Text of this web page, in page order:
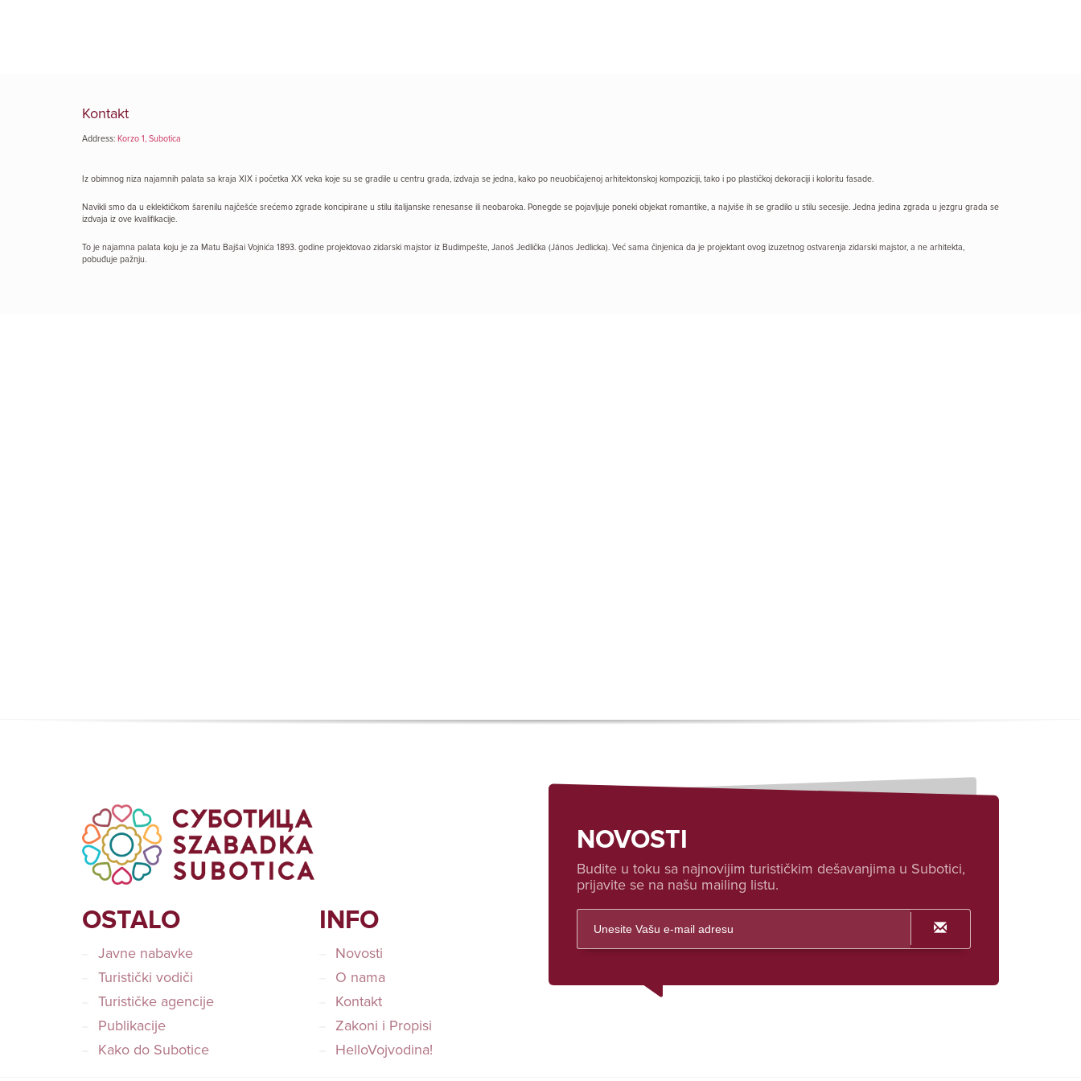
Kontakt
Address: Korzo 1, Subotica
Iz obimnog niza najamnih palata sa kraja XIX i početka XX veka koje su se gradile u centru grada, izdvaja se jedna, kako po neuobičajenoj arhitektonskoj kompoziciji, tako i po plastičkoj dekoraciji i koloritu fasade.
Navikli smo da u eklektičkom šarenilu najčešće srećemo zgrade koncipirane u stilu italijanske renesanse ili neobaroka. Ponegde se pojavljuje poneki objekat romantike, a najviše ih se gradilo u stilu secesije. Jedna jedina zgrada u jezgru grada se
izdvaja iz ove kvalifikacije.
To je najamna palata koju je za Matu Bajšai Vojnića 1893. godine projektovao zidarski majstor iz Budimpešte, Janoš Jedlička (János Jedlicka). Već sama činjenica da je projektant ovog izuzetnog ostvarenja zidarski majstor, a ne arhitekta,
pobuđuje pažnju.
OSTALO
Javne nabavke
Turistički vodiči
Turističke agencije
Publikacije
Kako do Subotice
INFO
Novosti
O nama
Kontakt
Zakoni i Propisi
HelloVojvodina!
NOVOSTI
Budite u toku sa najnovijim turističkim dešavanjima u Subotici,
prijavite se na našu mailing listu.